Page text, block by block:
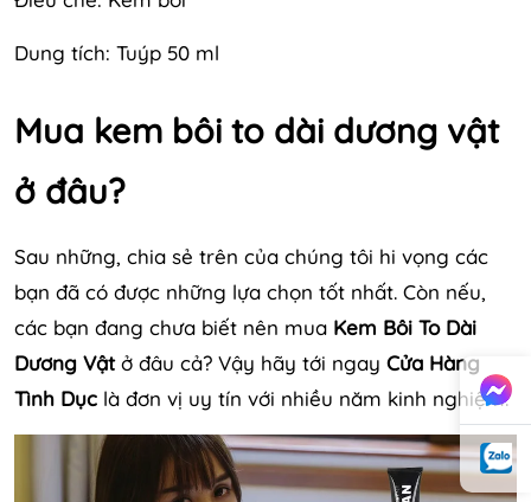
Dung tích: Tuýp 50 ml
Mua kem bôi to dài dương vật
ở đâu?
Sau những, chia sẻ trên của chúng tôi hi vọng các
bạn đã có được những lựa chọn tốt nhất. Còn nếu,
các bạn đang chưa biết nên mua Kem Bôi To Dài
Dương Vậtở đâu cả? Vậy hãy tới ngay Cửa Hàng
Tình Dục là đơn vị uy tín với nhiều năm kinh nghiệm.